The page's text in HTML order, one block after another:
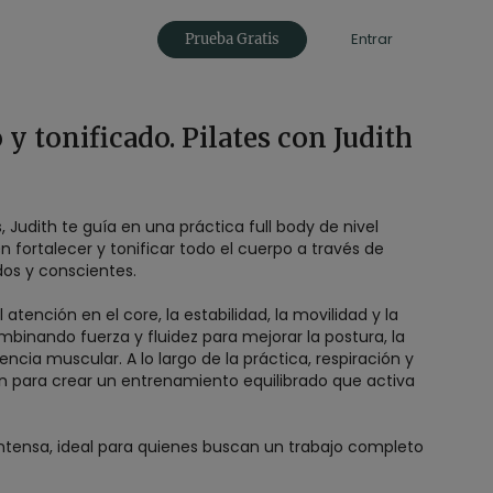
Prueba Gratis Entrar
y tonificado. Pilates con Judith
Judith te guía en una práctica full body de nivel
fortalecer y tonificar todo el cuerpo a través de
y conscientes.
atención en el core, la estabilidad, la movilidad y la
fuerza y fluidez para mejorar la postura, la
muscular. A lo largo de la práctica, respiración y
para crear un entrenamiento equilibrado que activa
ideal para quienes buscan un trabajo completo
de material, fortaleciendo el cuerpo desde el centro y